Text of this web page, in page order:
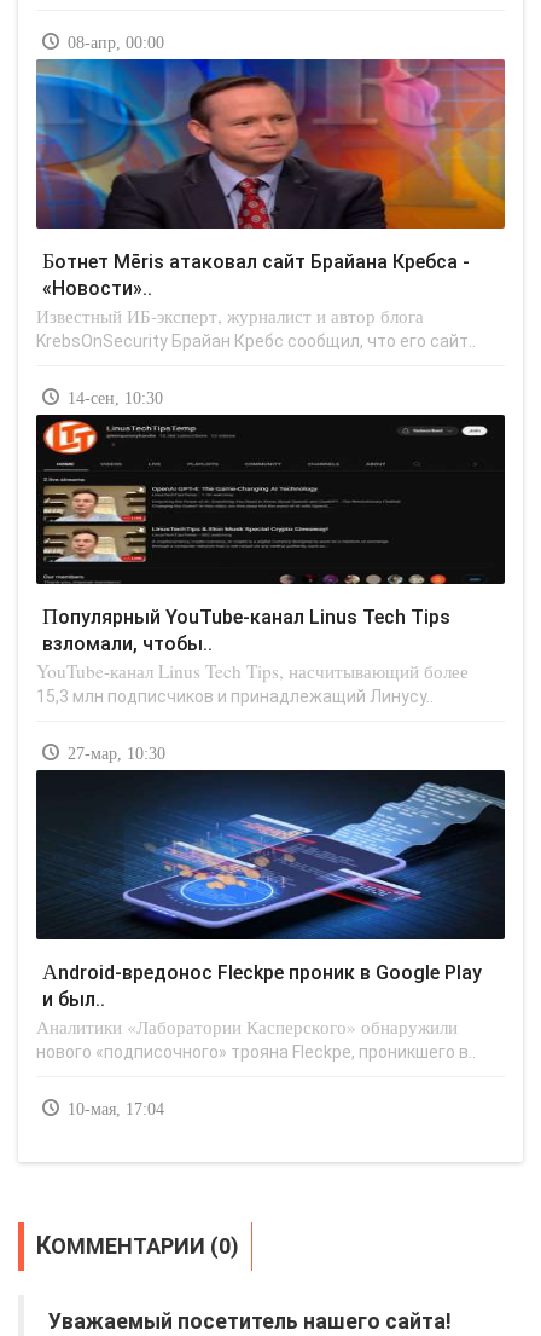
08-апр, 00:00
Ботнет Mēris атаковал сайт Брайана Кребса -
«Новости»..
Известный ИБ-эксперт, журналист и автор блога
KrebsOnSecurity Брайан Кребс сообщил, что его сайт..
14-сен, 10:30
Популярный YouTube-канал Linus Tech Tips
взломали, чтобы..
YouTube-канал Linus Tech Tips, насчитывающий более
15,3 млн подписчиков и принадлежащий Линусу..
27-мар, 10:30
Android-вредонос Fleckpe проник в Google Play
и был..
Аналитики «Лаборатории Касперского» обнаружили
нового «подписочного» трояна Fleckpe, проникшего в..
10-мая, 17:04
КОММЕНТАРИИ (0)
Уважаемый посетитель нашего сайта!